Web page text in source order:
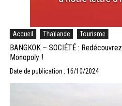
Accueil Thaïlande Tourisme
BANGKOK – SOCIÉTÉ :
Monopoly !
Date de publication : 16/10/2024